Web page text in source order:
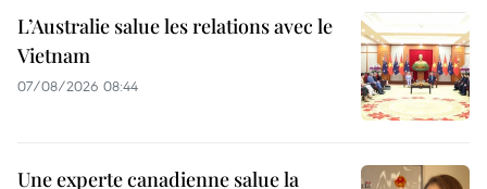
L’Australie salue les relations avec le
Vietnam
07/08/2026 08:44
Une experte canadienne salue la